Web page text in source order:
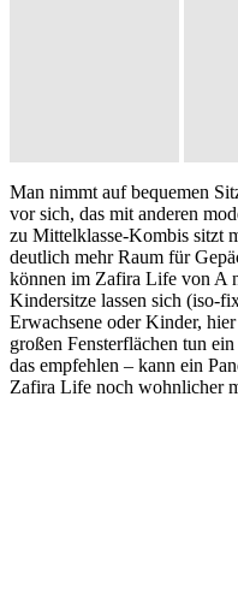
Man nimmt auf bequemen
vor sich, das mit anderen
zu Mittelklasse-Kombis sitzt
deutlich mehr Raum für
können im Zafira Life von A
Kindersitze lassen sich (iso-
Erwachsene oder Kinder,
großen Fensterflächen tun
das empfehlen – kann ein
Zafira Life noch wohnlicher